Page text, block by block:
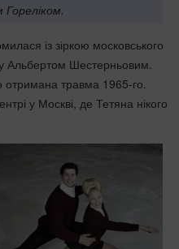
із зіркою московського
Шестерньовим.
травма 1965-го.
у Москві, де Тетяна нікого